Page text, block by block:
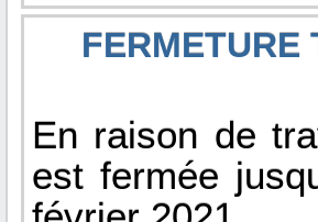
FERMETURE
En raison de
est fermée